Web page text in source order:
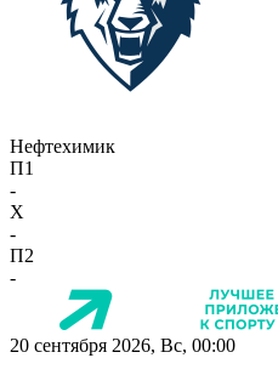
Нефтехимик
П1
-
X
-
П2
-
20 сентября 2026, Вс, 00:00